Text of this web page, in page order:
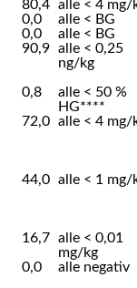
80,4 alle < 4 mg/
0,0
alle < BG
0,0
alle < BG
90,9 alle < 0,25
ng/kg
0,8
alle < 50 %
HG****
72,0 alle < 4 mg/
44,0 alle < 1 mg/
16,7 alle < 0,01
mg/kg
0,0
alle negativ